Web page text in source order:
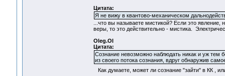
Цитата:
Я не вижу в квантово-механическом
...что вы называете мистикой? Если это
веры, то это действительно - мистика.
Oleg.Ol
Цитата:
Сознание невозможно наблюдать никак и уж тем
из своего потока сознания, вдруг обнаружив
Как думаете, может ли сознание "зайти" в КК ,